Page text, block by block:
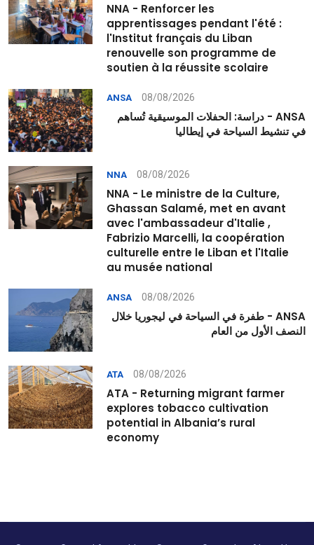
NNA - Renforcer les
apprentissages pendant l'été :
l'Institut français du Liban
renouvelle son programme de
soutien à la réussite scolaire
ANSA 08/08/2026
ANSA - دراسة: الحفلات الموسيقية تُساهم
في تنشيط السياحة في إيطاليا
NNA 08/08/2026
NNA - Le ministre de la Culture,
Ghassan Salamé, met en avant
avec l'ambassadeur d'Italie ,
Fabrizio Marcelli, la coopération
culturelle entre le Liban et l'Italie
au musée national
ANSA 08/08/2026
ANSA - طفرة في السياحة في ليجوريا خلال
النصف الأول من العام
ATA 08/08/2026
ATA - Returning migrant farmer
explores tobacco cultivation
potential in Albania’s rural
economy